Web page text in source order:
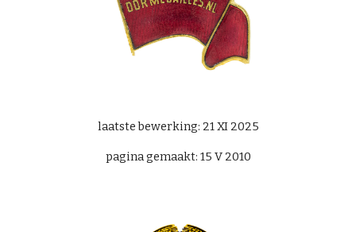
laatste bewerking: 21 XI 2025
pagina gemaakt: 15 V 2010